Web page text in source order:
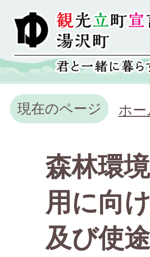
現在のページ ホー
森林環
用に向
及び使